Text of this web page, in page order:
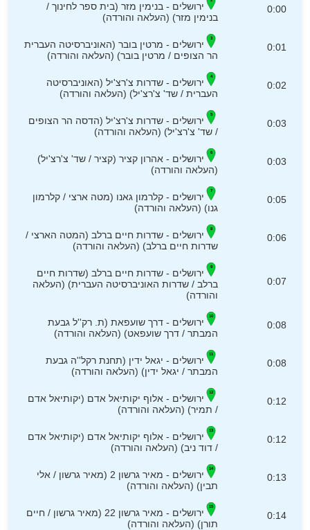
0:00
ירושלים - בנימין מזר (בית ספר לחינוך /
בנימין מזר) (העלאה והורדה)
0:01
ירושלים - מרטין בובר (האוניברסיטה העברית
הר הצופים / מרטין בובר) (העלאה והורדה)
0:02
ירושלים - שדרות צ'רצ'יל (האוניברסיטה
העברית / שד' צ'רצ'יל) (העלאה והורדה)
0:03
ירושלים - שדרות צ'רצ'יל (הדסה הר הצופים
/ שד' צ'רצ'יל) (העלאה והורדה)
0:03
ירושלים - אהרון קציר (קציר / שד' צ'רצ'יל)
(העלאה והורדה)
0:05
ירושלים - קלרמון גאנו (מטה ארצי / קלרמון
גנו) (העלאה והורדה)
0:06
ירושלים - שדרות חיים ברלב (המטה הארצי /
שדרות חיים ברלב) (העלאה והורדה)
0:07
ירושלים - שדרות חיים ברלב (שדרות חיים
ברלב / שדרות האוניברסיטה העברית) (העלאה
והורדה)
0:08
ירושלים - דרך שועפאת (ת. רק''ל גבעת
המבתר / דרך שועפאט) (העלאה והורדה)
0:08
ירושלים - יגאל ידין (תחנת רקל''ה גבעת
המבתר / יגאל ידין) (העלאה והורדה)
0:12
ירושלים - אלוף יקותיאל אדם (יקותיאל אדם
/ תמיר) (העלאה והורדה)
0:12
ירושלים - אלוף יקותיאל אדם (יקותיאל אדם
/ דוד ניב) (העלאה והורדה)
0:13
ירושלים - מאיר גרשון 2 (מאיר גרשון / אלי
תבין) (העלאה והורדה)
0:14
ירושלים - מאיר גרשון 22 (מאיר גרשון / חיים
תורן) (העלאה והורדה)